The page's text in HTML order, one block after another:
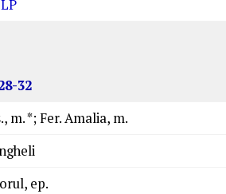
32
m. *; Fer. Amalia, m.
ep.